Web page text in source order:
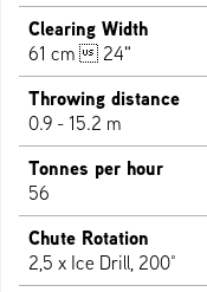
Clearing Width
61 cm  24"
Throwing distance
0.9 - 15.2 m
Tonnes per hour
56
Chute Rotation
2,5 x Ice Drill, 200°